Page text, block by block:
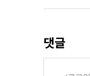
댓글